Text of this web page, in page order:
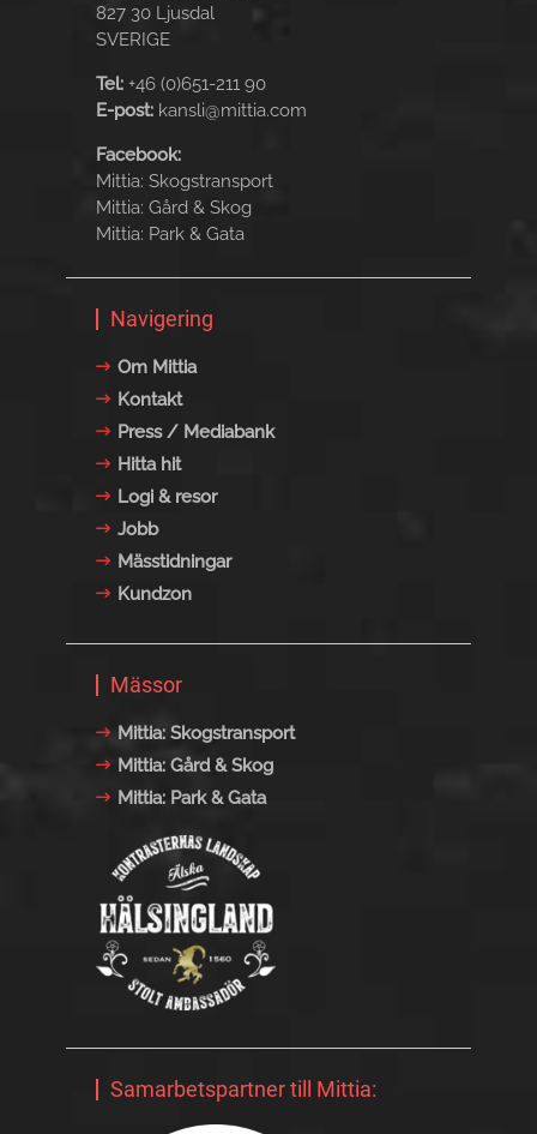
827 30 Ljusdal
SVERIGE
Tel: +46 (0)651-211 90
E-post: kansli@mittia.com
Facebook:
Mittia: Skogstransport
Mittia: Gård & Skog
Mittia: Park & Gata
Navigering
Om Mittia
Kontakt
Press / Mediabank
Hitta hit
Logi & resor
Jobb
Mässtidningar
Kundzon
Mässor
Mittia: Skogstransport
Mittia: Gård & Skog
Mittia: Park & Gata
Samarbetspartner till Mittia: